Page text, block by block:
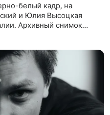
белый кадр, на
и Юлия Высоцкая
Архивный снимок